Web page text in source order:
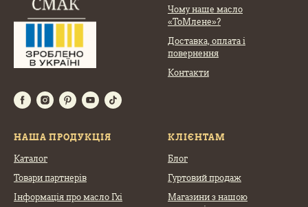
Чому наше масло
«ТоМлене»?
Доставка, оплата і
повернення
Контакти
НАША ПРОДУКЦІЯ
Каталог
Товари партнерів
Інформація про масло Гхі
КЛІЄНТАМ
Блог
Гуртовий продаж
Магазини з нашою